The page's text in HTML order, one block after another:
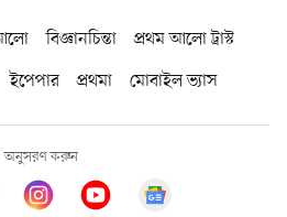
বিজ্ঞানচিন্তা
প্রথম আলো ট্রাস্ট
ইপেপার প্রথমা মোবাইল ভ্যাস
অনুসরণ করুন